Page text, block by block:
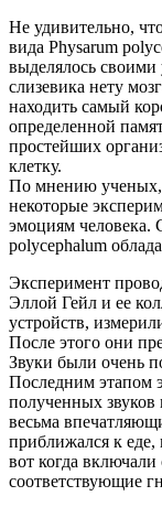
Не удивительно,
вида Physarum
выделялось
слизевика нету
находить самый
определенной
простейших
клетку.
По мнению ученых,
некоторые
эмоциям человека.
polycephalum
Эксперимент
Эллой Гейл и ее
устройств,
После этого они
Звуки были очень
Последним этапом
полученных звуков
весьма
приближался к еде,
вот когда
соответствующие